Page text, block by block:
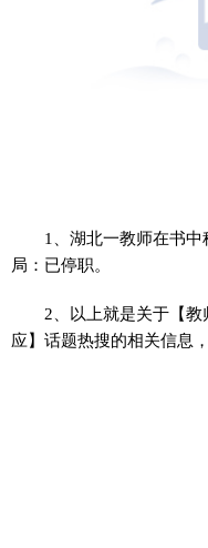
1、湖北一教师在书
局：已停职。
2、以上就是关于【
应】话题热搜的相关信息